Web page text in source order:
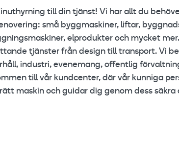
till din tjänst! Vi har allt du
små byggmaskiner, liftar,
elprodukter och mycket
tjänster från design till transport. Vi
industri, evenemang, offentlig
till vår kundcenter, där vår kunniga
maskin och guidar dig genom dess säkra